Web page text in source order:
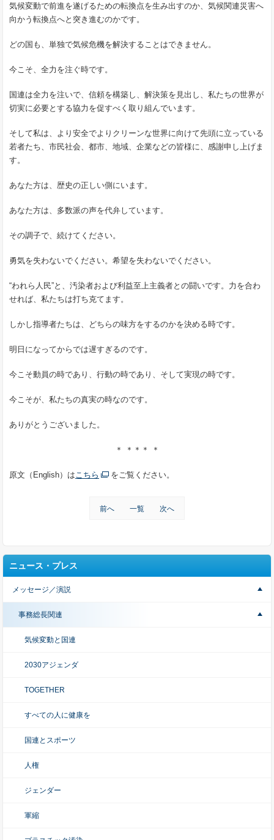
気候変動で前進を遂げるための転換点を生み出すのか、気候関連災害へ
向かう転換点へと突き進むのかです。
どの国も、単独で気候危機を解決することはできません。
今こそ、全力を注ぐ時です。
国連は全力を注いで、信頼を構築し、解決策を見出し、私たちの世界が
切実に必要とする協力を促すべく取り組んでいます。
そして私は、より安全でよりクリーンな世界に向けて先頭に立っている
若者たち、市民社会、都市、地域、企業などの皆様に、感謝申し上げま
す。
あなた方は、歴史の正しい側にいます。
あなた方は、多数派の声を代弁しています。
その調子で、続けてください。
勇気を失わないでください。希望を失わないでください。
“われら人民”と、汚染者および利益至上主義者との闘いです。力を合わ
せれば、私たちは打ち克てます。
しかし指導者たちは、どちらの味方をするのかを決める時です。
明日になってからでは遅すぎるのです。
今こそ動員の時であり、行動の時であり、そして実現の時です。
今こそが、私たちの真実の時なのです。
ありがとうございました。
＊ ＊＊＊ ＊
原文（English）は こちら をご覧ください。
前へ 一覧 次へ
ニュース・プレス
メッセージ／演説
事務総長関連
気候変動と国連
2030アジェンダ
TOGETHER
すべての人に健康を
国連とスポーツ
人権
ジェンダー
軍縮